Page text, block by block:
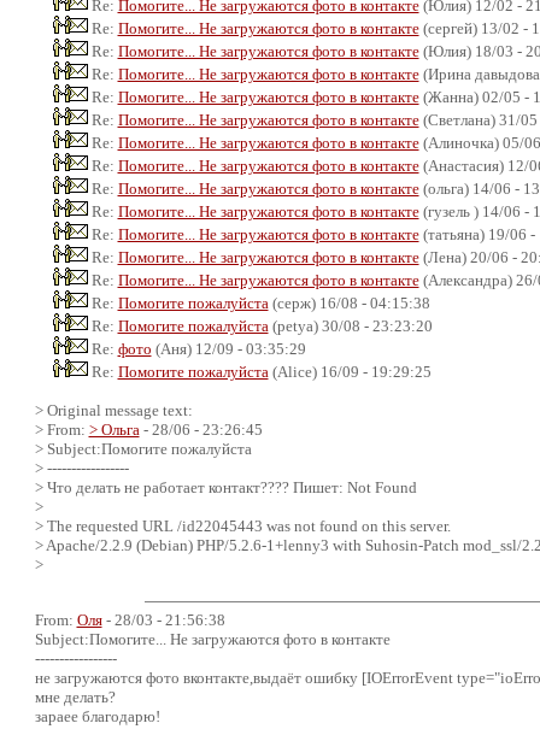
Re: Помогите... Не загружаются фото в контакте(Юлия) 12/02 -
Re: Помогите... Не загружаются фото в контакте(сергей) 13/02 -
Re: Помогите... Не загружаются фото в контакте(Юлия) 18/03 -
Re: Помогите... Не загружаются фото в контакте(Ирина
Re: Помогите... Не загружаются фото в контакте(Жанна) 02/05 -
Re: Помогите... Не загружаются фото в контакте(Светлана) 31/
Re: Помогите... Не загружаются фото в контакте(Алиночка) 05/
Re: Помогите... Не загружаются фото в контакте(Анастасия) 12/
Re: Помогите... Не загружаются фото в контакте(ольга) 14/06 -
Re: Помогите... Не загружаются фото в контакте(гузель ) 14/06 -
Re: Помогите... Не загружаются фото в контакте(татьяна) 19/06
Re: Помогите... Не загружаются фото в контакте(Лена) 20/06 -
Re: Помогите... Не загружаются фото в контакте(Александра)
Re: Помогите пожалуйста (серж) 16/08 - 04:15:38
Re: Помогите пожалуйста (petya) 30/08 - 23:23:20
Re: фото (Аня) 12/09 - 03:35:29
Re: Помогите пожалуйста (Alice) 16/09 - 19:29:25
> Original message text:
> From: > Ольга - 28/06 - 23:26:45
> Subject:Помогите пожалуйста
> -----------------
> Что делать не работает контакт???? Пишет: Not Found
>
> The requested URL /id22045443 was not found on this server.
> Apache/2.2.9 (Debian) PHP/5.2.6-1+lenny3 with Suhosin-Patch mod_ssl/
>
From: Оля- 28/03 - 21:56:38
Subject:Помогите... Не загружаются фото в контакте
-----------------
не загружаются фото вконтакте,выдаёт ошибку [IOErrorEvent
мне делать?
зараее благодарю!